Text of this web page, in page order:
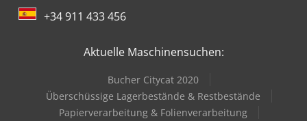
+34 911 433 456
Aktuelle Maschinensuchen:
Bucher Citycat 2020
Überschüssige Lagerbestände & Restbestände
Papierverarbeitung & Folienverarbeitung